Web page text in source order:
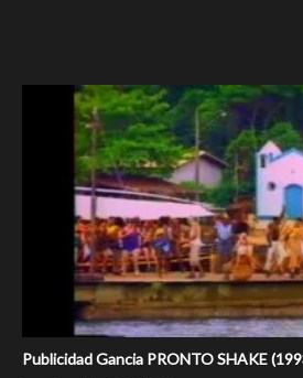
Publicidad Gancia PRONTO SHAKE